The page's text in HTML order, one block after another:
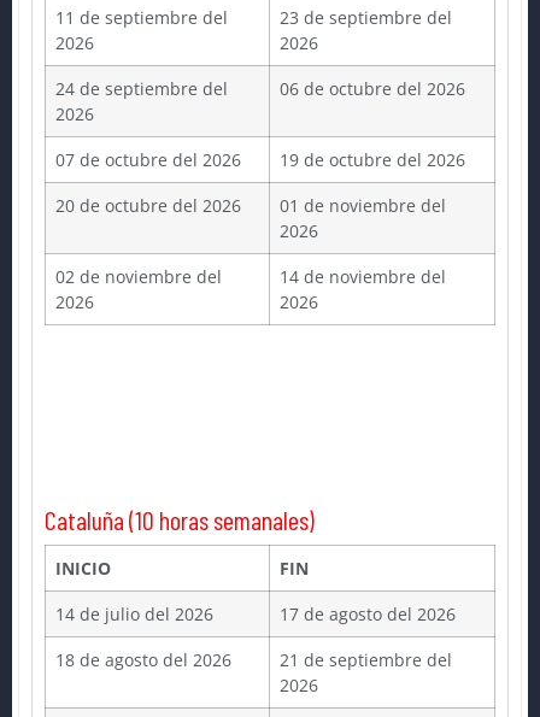
11 de septiembre del
2026
23 de septiembre del
2026
24 de septiembre del
2026
06 de octubre del 2026
07 de octubre del 2026
19 de octubre del 2026
20 de octubre del 2026
01 de noviembre del
2026
02 de noviembre del
2026
14 de noviembre del
2026
Cataluña (10 horas semanales)
INICIO
FIN
14 de julio del 2026
17 de agosto del 2026
18 de agosto del 2026
21 de septiembre del
2026